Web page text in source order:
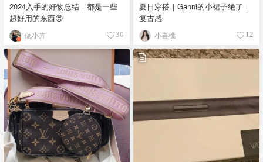
2024入手的好物总结｜都是一些
超好用的东西😍
偲小卉 30
夏日穿搭｜Ganni的小裙子绝了｜
复古感
小喜桃 12